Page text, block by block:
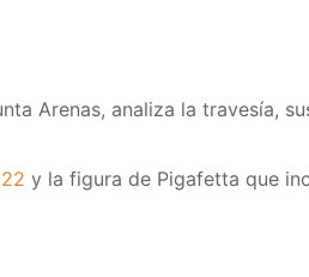
Arenas, analiza la travesía,
y la figura de Pigafetta que